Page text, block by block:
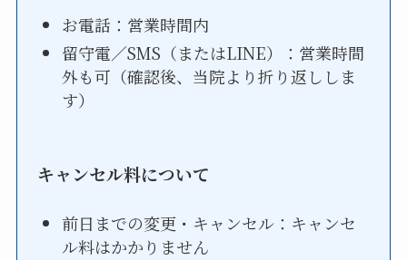
お電話：営業時間内
留守電／SMS（またはLINE）：営業時間
外も可（確認後、当院より折り返ししま
す）
キャンセル料について
前日までの変更・キャンセル：キャンセ
ル料はかかりません